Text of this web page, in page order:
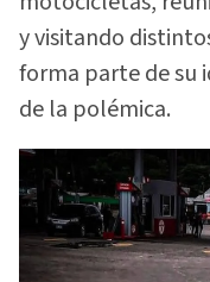
y visitando
forma parte de su
de la polémica.